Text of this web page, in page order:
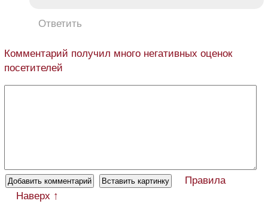
Ответить
Комментарий получил много негативных оценок
посетителей
Правила
Наверх ↑